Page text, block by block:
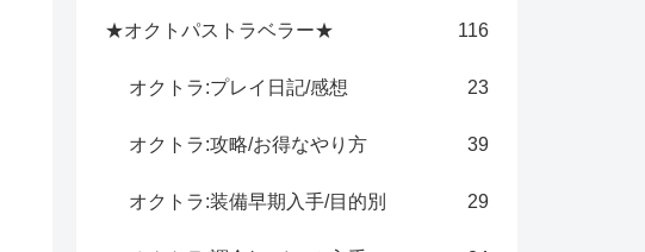
★オクトパストラベラー★ 116
オクトラ:プレイ日記/感想 23
オクトラ:攻略/お得なやり方 39
オクトラ:装備早期入手/目的別 29